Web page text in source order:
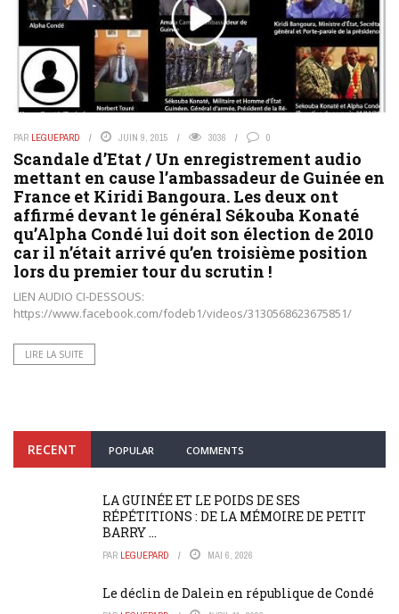
PAR LEGUEPARD JUIN 9, 2015 3036 0
Scandale d’Etat / Un enregistrement audio
mettant en cause l’ambassadeur de Guinée en
France et Kiridi Bangoura. Les deux ont
affirmé devant le général Sékouba Konaté
qu’Alpha Condé lui doit son élection de 2010
car il n’était arrivé qu’en troisième position
lors du premier tour du scrutin !
LIEN AUDIO CI-DESSOUS:
https://www.facebook.com/fodeb1/videos/3130568623675851/
LIRE LA SUITE
RECENT POPULAR COMMENTS
LA GUINÉE ET LE POIDS DE SES
RÉPÉTITIONS : DE LA MÉMOIRE DE PETIT
BARRY ...
PAR LEGUEPARD MAI 6, 2026
Le déclin de Dalein en république de Condé